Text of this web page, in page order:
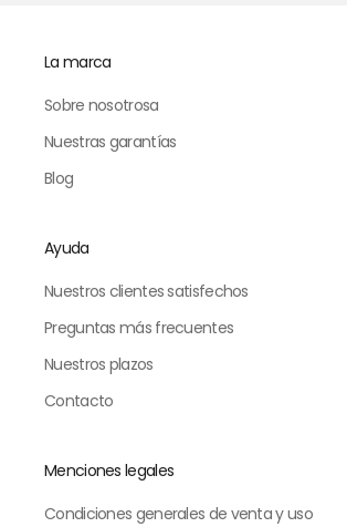
La marca
Sobre nosotrosa
Nuestras garantías
Blog
Ayuda
Nuestros clientes satisfechos
Preguntas más frecuentes
Nuestros plazos
Contacto
Menciones legales
Condiciones generales de venta y uso